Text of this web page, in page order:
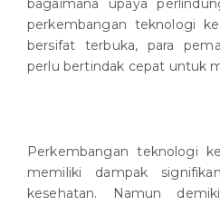
bagaimana upaya
perkembangan teknologi
bersifat terbuka, para
perlu bertindak cepat untuk
Perkembangan teknologi
memiliki dampak
kesehatan. Namun